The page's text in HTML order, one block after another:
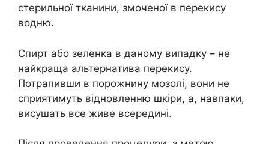
стерильної тканини, змоченої в перекису
водню.
Спирт або зеленка в даному випадку – не
найкраща альтернатива перекису.
Потрапивши в порожнину мозолі, вони не
сприятимуть відновленню шкіри, а, навпаки,
висушать все живе всередині.